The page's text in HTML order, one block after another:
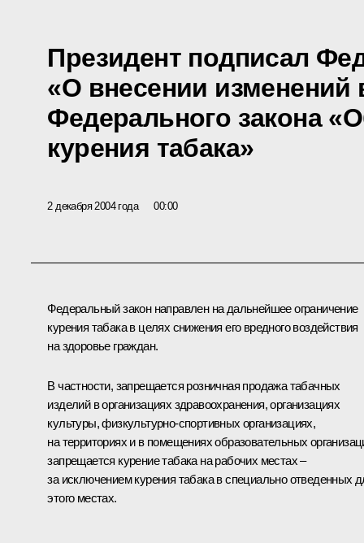
Президент подписал
«О внесении изменений
Федерального закона
курения табака»
2 декабря 2004 года 00:00
Федеральный закон направлен на дальнейшее ограничение
курения табака в целях снижения его вредного воздействия
на здоровье граждан.
В частности, запрещается розничная продажа табачных
изделий в организациях здравоохранения, организациях
культуры, физкультурно-спортивных организациях,
на территориях и в помещениях образовательных
запрещается курение табака на рабочих местах –
за исключением курения табака в специально отведенных
этого местах.